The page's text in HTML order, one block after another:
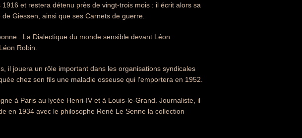
et restera détenu près de vingt-trois mois : il écrit alors sa
Giessen, ainsi que ses Carnets de guerre.
: La Dialectique du monde sensible devant Léon
Robin.
il jouera un rôle important dans les organisations syndicales
chez son fils une maladie osseuse qui l'emportera en 1952.
à Paris au lycée Henri-IV et à Louis-le-Grand. Journaliste, il
en 1934 avec le philosophe René Le Senne la collection